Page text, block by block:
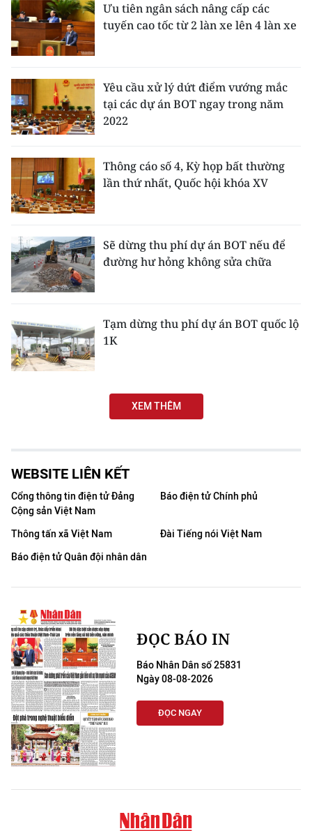
Media Giáo dục
Media Y tế
Media Khoa học - Công nghệ
Media Môi trường
Infographic
TIN ĐỊA PHƯƠNG
Trung du và miền núi phía Bắc
Đồng bằng sông Hồng
Bắc Trung Bộ
Chuyên trang TP. Hồ Chí Minh
CHUYÊN ĐỀ
VỀ BÁO NHÂN DÂN
THỜI NAY
NHÂN DÂN CUỐI TUẦN
NHÂN DÂN HẰNG THÁNG
MUA BÁO
ĐỌC BÁO IN
Ưu tiên ngân sách nâng cấp các
tuyến cao tốc từ 2 làn xe lên 4 làn xe
Yêu cầu xử lý dứt điểm vướng mắc
tại các dự án BOT ngay trong năm
2022
Thông cáo số 4, Kỳ họp bất thường
lần thứ nhất, Quốc hội khóa XV
Sẽ dừng thu phí dự án BOT nếu để
đường hư hỏng không sửa chữa
Tạm dừng thu phí dự án BOT quốc lộ
1K
XEM THÊM
WEBSITE LIÊN KẾT
Cổng thông tin điện tử Đảng
Cộng sản Việt Nam
Báo điện tử Chính phủ
Thông tấn xã Việt Nam
Đài Tiếng nói Việt Nam
Báo điện tử Quân đội nhân dân
ĐỌC BÁO IN
Báo Nhân Dân số 25831
Ngày 08-08-2026
ĐỌC NGAY